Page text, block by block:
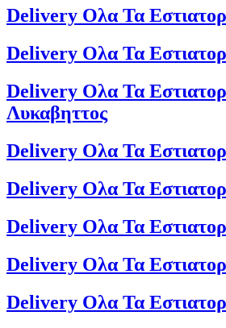
Delivery Ολα Τα
Delivery Ολα Τα
Delivery Ολα Τα
Λυκαβηττος
Delivery Ολα Τα
Delivery Ολα Τα
Delivery Ολα Τα
Delivery Ολα Τα
Delivery Ολα Τα